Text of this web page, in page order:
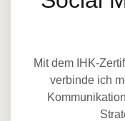
Mit dem IHK-
verbinde ich